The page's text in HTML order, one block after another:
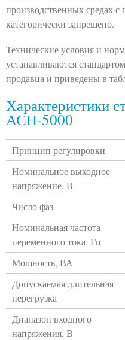
производственных средах
категорически запрещено.
Технические условия и
устанавливаются
продавца и приведены в
Характеристики
АСН-5000
Принцип регулировки
Номинальное выходное
напряжение, В
Число фаз
Номинальная частота
переменного тока, Гц
Мощность, ВА
Допускаемая длительная
перегрузка
Диапазон входного
напряжения, В